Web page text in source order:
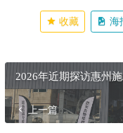
技术团队、专业的原
准的B类保养流程，还
是进行全面的底盘与
的解决方案。对于追
与专业性的惠州奔驰